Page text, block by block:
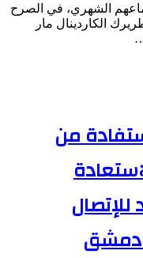
الشهري، في الصرح
الكاردينال مار
من